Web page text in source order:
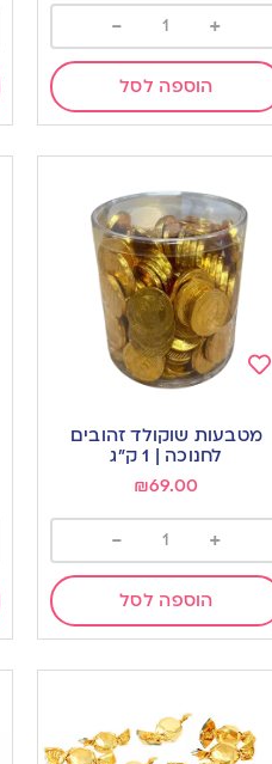
+
-
הוספה לסל
wishlist
מטבעות שוקולד זהובים
לחנוכה | 1 ק”ג
₪69.00
+
-
הוספה לסל